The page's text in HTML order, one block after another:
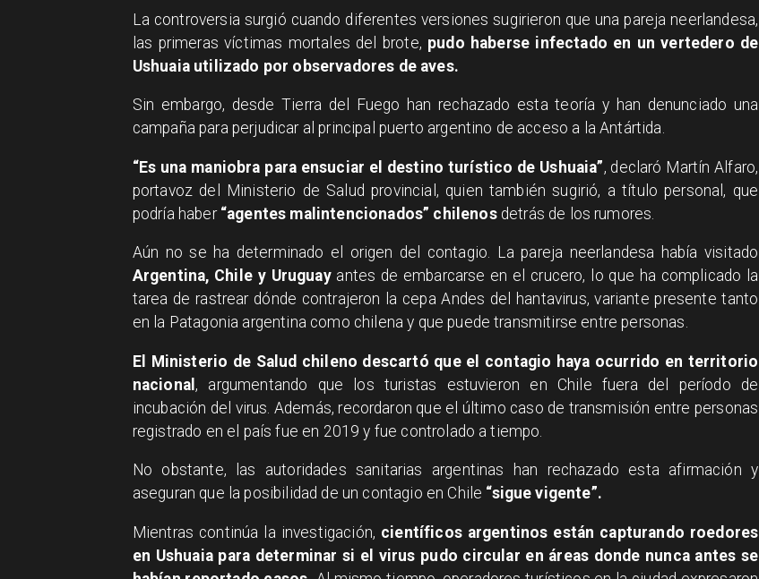
La controversia surgió cuando diferentes versiones sugirieron que una pareja neerlandesa,
las primeras víctimas mortales del brote, pudo haberse infectado en un vertedero de
Ushuaia utilizado por observadores de aves.
Sin embargo, desde Tierra del Fuego han rechazado esta teoría y han denunciado una
campaña para perjudicar al principal puerto argentino de acceso a la Antártida.
“Es una maniobra para ensuciar el destino turístico de Ushuaia”, declaró Martín Alfaro,
portavoz del Ministerio de Salud provincial, quien también sugirió, a título personal, que
podría haber “agentes malintencionados” chilenosdetrás de los rumores.
Aún no se ha determinado el origen del contagio. La pareja neerlandesa había visitado
Argentina, Chile y Uruguayantes de embarcarse en el crucero, lo que ha complicado la
tarea de rastrear dónde contrajeron la cepa Andes del hantavirus, variante presente tanto
en la Patagonia argentina como chilena y que puede transmitirse entre personas.
El Ministerio de Salud chileno descartó que el contagio haya ocurrido en territorio
nacional , argumentando que los turistas estuvieron en Chile fuera del período de
incubación del virus. Además, recordaron que el último caso de transmisión entre personas
registrado en el país fue en 2019 y fue controlado a tiempo.
No obstante, las autoridades sanitarias argentinas han rechazado esta afirmación y
aseguran que la posibilidad de un contagio en Chile “sigue vigente”.
Mientras continúa la investigación, científicos argentinos están capturando roedores
en Ushuaia para determinar si el virus pudo circular en áreas donde nunca antes se